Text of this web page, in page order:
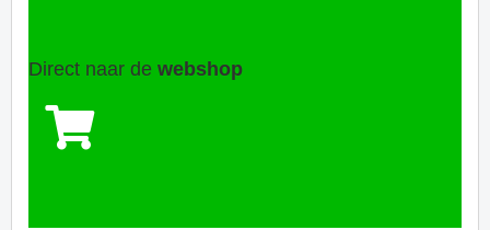
Direct naar de webshop